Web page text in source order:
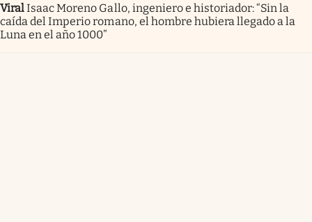
ViralIsaac Moreno Gallo, ingeniero e historiador: “Sin la
caída del Imperio romano, el hombre hubiera llegado a la
Luna en el año 1000”